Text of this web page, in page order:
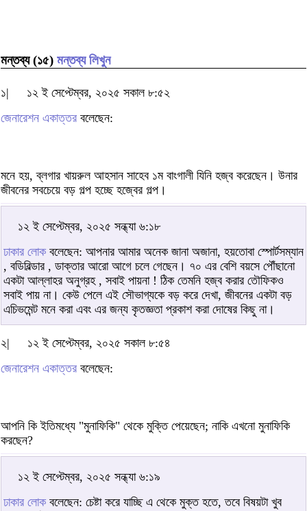
মন্তব্য (১৫) মন্তব্য লিখুন
১|
১২ ই সেপ্টেম্বর, ২০২৫ সকাল ৮:৫২
জেনারেশন একাত্তর বলেছেন:
মনে হয়, ব্লগার খায়রুল আহসান সাহেব ১ম বাংগালী যিনি হজ্ব করেছেন। উনার
জীবনের সবচেয়ে বড় গল্প হচ্ছে হজ্বের গল্প।
১২ ই সেপ্টেম্বর, ২০২৫ সন্ধ্যা ৬:১৮
ঢাকার লোকবলেছেন: আপনার আমার অনেক জানা অজানা, হয়তোবা স্পোর্টসম্যান
, বডিবিল্ডার , ডাক্তার আরো আগে চলে গেছেন। ৭০ এর বেশি বয়সে পৌঁছানো
একটা আল্লাহর অনুগ্রহ , সবাই পায়না ! ঠিক তেমনি হজ্ব করার তৌফিকও
সবাই পায় না। কেউ পেলে এই সৌভাগ্যকে বড় করে দেখা, জীবনের একটা বড়
এচিভমেন্ট মনে করা এবং এর জন্য কৃতজ্ঞতা প্রকাশ করা দোষের কিছু না।
২|
১২ ই সেপ্টেম্বর, ২০২৫ সকাল ৮:৫৪
জেনারেশন একাত্তর বলেছেন:
আপনি কি ইতিমধ্যে "মুনাফিকি" থেকে মুক্তি পেয়েছেন; নাকি এখনো মুনাফিকি
করছেন?
১২ ই সেপ্টেম্বর, ২০২৫ সন্ধ্যা ৬:১৯
ঢাকার লোকবলেছেন: চেষ্টা করে যাচ্ছি এ থেকে মুক্ত হতে, তবে বিষয়টা খুব